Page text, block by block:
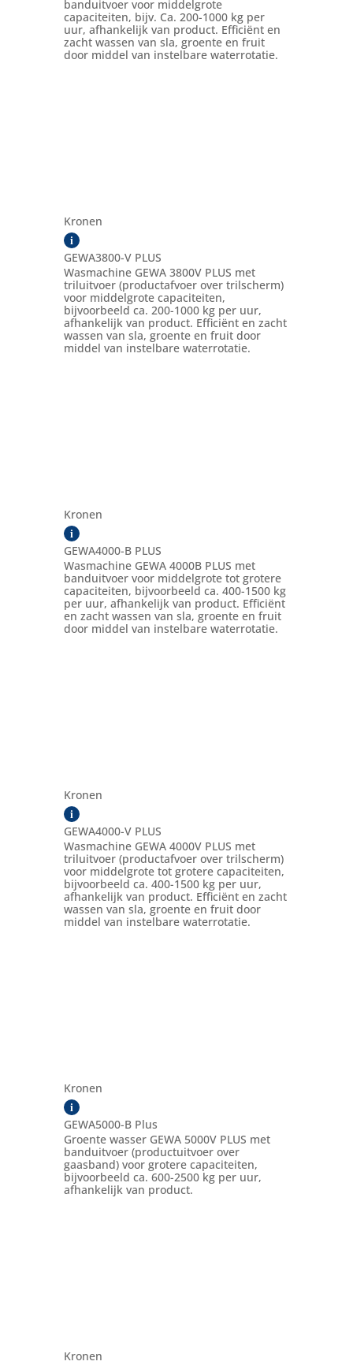
banduitvoer voor middelgrote
capaciteiten, bijv. Ca. 200-1000 kg per
uur, afhankelijk van product. Efficiënt en
zacht wassen van sla, groente en fruit
door middel van instelbare waterrotatie.
Kronen
i
GEWA3800-V PLUS
Wasmachine GEWA 3800V PLUS met
triluitvoer (productafvoer over trilscherm)
voor middelgrote capaciteiten,
bijvoorbeeld ca. 200-1000 kg per uur,
afhankelijk van product. Efficiënt en zacht
wassen van sla, groente en fruit door
middel van instelbare waterrotatie.
Kronen
i
GEWA4000-B PLUS
Wasmachine GEWA 4000B PLUS met
banduitvoer voor middelgrote tot grotere
capaciteiten, bijvoorbeeld ca. 400-1500 kg
per uur, afhankelijk van product. Efficiënt
en zacht wassen van sla, groente en fruit
door middel van instelbare waterrotatie.
Kronen
i
GEWA4000-V PLUS
Wasmachine GEWA 4000V PLUS met
triluitvoer (productafvoer over trilscherm)
voor middelgrote tot grotere capaciteiten,
bijvoorbeeld ca. 400-1500 kg per uur,
afhankelijk van product. Efficiënt en zacht
wassen van sla, groente en fruit door
middel van instelbare waterrotatie.
Kronen
i
GEWA5000-B Plus
Groente wasser GEWA 5000V PLUS met
banduitvoer (productuitvoer over
gaasband) voor grotere capaciteiten,
bijvoorbeeld ca. 600-2500 kg per uur,
afhankelijk van product.
Kronen